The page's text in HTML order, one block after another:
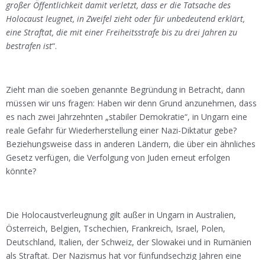
großer Öffentlichkeit damit verletzt, dass er die Tatsache des
Holocaust leugnet, in Zweifel zieht oder für unbedeutend erklärt,
eine Straftat, die mit einer Freiheitsstrafe bis zu drei Jahren zu
bestrafen ist“.
Zieht man die soeben genannte Begründung in Betracht, dann
müssen wir uns fragen: Haben wir denn Grund anzunehmen, dass
es nach zwei Jahrzehnten „stabiler Demokratie“, in Ungarn eine
reale Gefahr für Wiederherstellung einer Nazi-Diktatur gebe?
Beziehungsweise dass in anderen Ländern, die über ein ähnliches
Gesetz verfügen, die Verfolgung von Juden erneut erfolgen
könnte?
Die Holocaustverleugnung gilt außer in Ungarn in Australien,
Österreich, Belgien, Tschechien, Frankreich, Israel, Polen,
Deutschland, Italien, der Schweiz, der Slowakei und in Rumänien
als Straftat. Der Nazismus hat vor fünfundsechzig Jahren eine